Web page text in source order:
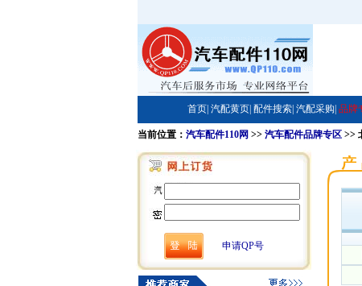
首页| 汽配黄页| 配件搜索| 汽配采购| 品牌
当前位置： 汽车配件110网 >> 汽车配件品牌专区>>
申请QP号